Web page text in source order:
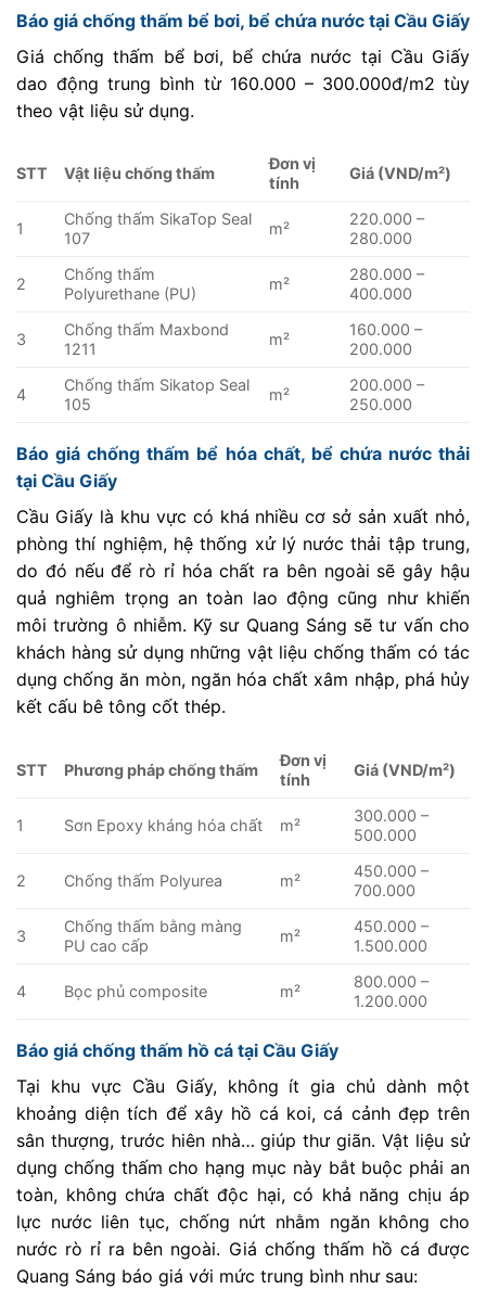
Báo giá chống thấm bể bơi, bể chứa nước tại Cầu Giấy
Giá chống thấm bể bơi, bể chứa nước tại Cầu Giấy
dao động trung bình từ 160.000 – 300.000đ/m2 tùy
theo vật liệu sử dụng.
STT Vật liệu chống thấm
Đơn vị
tính
Giá (VND/m²)
1
Chống thấm SikaTop Seal
107
m²
220.000 –
280.000
2
Chống thấm
Polyurethane (PU)
m²
280.000 –
400.000
3
Chống thấm Maxbond
1211
m²
160.000 –
200.000
4
Chống thấm Sikatop Seal
105
m²
200.000 –
250.000
Báo giá chống thấm bể hóa chất, bể chứa nước thải
tại Cầu Giấy
Cầu Giấy là khu vực có khá nhiều cơ sở sản xuất nhỏ,
phòng thí nghiệm, hệ thống xử lý nước thải tập trung,
do đó nếu để rò rỉ hóa chất ra bên ngoài sẽ gây hậu
quả nghiêm trọng an toàn lao động cũng như khiến
môi trường ô nhiễm. Kỹ sư Quang Sáng sẽ tư vấn cho
khách hàng sử dụng những vật liệu chống thấm có tác
dụng chống ăn mòn, ngăn hóa chất xâm nhập, phá hủy
kết cấu bê tông cốt thép.
STT Phương pháp chống thấm
Đơn vị
tính
Giá (VND/m²)
1 Sơn Epoxy kháng hóa chất m²
300.000 –
500.000
2 Chống thấm Polyurea m²
450.000 –
700.000
3
Chống thấm bằng màng
PU cao cấp
m²
450.000 –
1.500.000
4 Bọc phủ composite m²
800.000 –
1.200.000
Báo giá chống thấm hồ cá tại Cầu Giấy
Tại khu vực Cầu Giấy, không ít gia chủ dành một
khoảng diện tích để xây hồ cá koi, cá cảnh đẹp trên
sân thượng, trước hiên nhà… giúp thư giãn. Vật liệu sử
dụng chống thấm cho hạng mục này bắt buộc phải an
toàn, không chứa chất độc hại, có khả năng chịu áp
lực nước liên tục, chống nứt nhằm ngăn không cho
nước rò rỉ ra bên ngoài. Giá chống thấm hồ cá được
Quang Sáng báo giá với mức trung bình như sau: